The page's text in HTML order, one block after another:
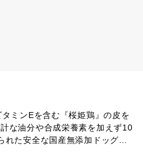
ミンEを含む『桜姫鶏』の皮を
な油分や合成栄養素を加えず10
た安全な国産無添加ドッグフ